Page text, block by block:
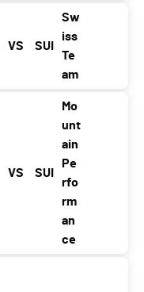
VS SUI
Sw
iss
Te
am
VS SUI
Mo
unt
ain
Pe
rfo
rm
an
ce